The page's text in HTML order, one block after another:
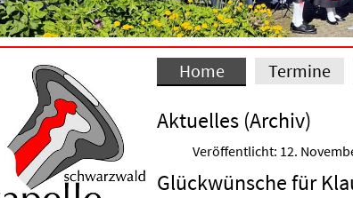
Home Termine
Aktuelles (Archiv)
Veröffentlicht: 12.
Glückwünsche für